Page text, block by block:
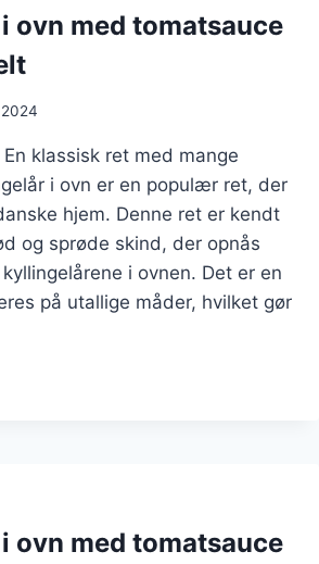
ovn med tomatsauce
klassisk ret med mange
i ovn er en populær ret, der
hjem. Denne ret er kendt
og sprøde skind, der opnås
i ovnen. Det er en
på utallige måder, hvilket gør
ovn med tomatsauce